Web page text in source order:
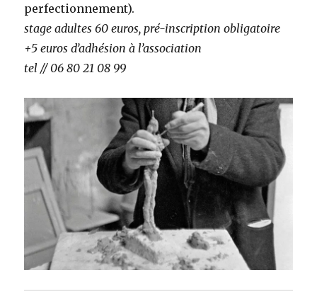
perfectionnement).
stage adultes 60 euros, pré-inscription obligatoire
+5 euros d’adhésion à l’association
tel // 06 80 21 08 99